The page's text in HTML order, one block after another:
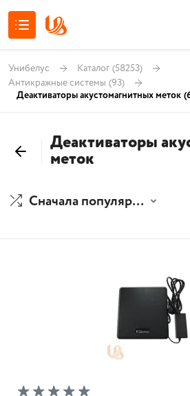
Унибелус Каталог (58253)
Антикражные системы (93)
Деактиваторы акустомагнитных меток
Деактиваторы
меток
Сначала популярные